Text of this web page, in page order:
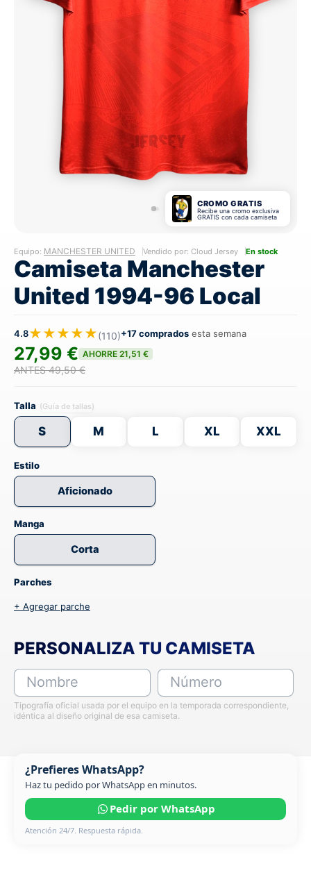
CROMO GRATIS
Recibe una cromo exclusiva
GRATIS con cada camiseta
Equipo: MANCHESTER UNITED Vendido por: Cloud Jersey En stock
Camiseta Manchester
United 1994-96 Local
4.8★★★★★(110)+17 comprados esta semana
27,99 € AHORRE 21,51 €
ANTES 49,50 €
Talla (Guía de tallas)
S M L XL XXL
Estilo
Aficionado
Manga
Corta
Parches
+ Agregar parche
PERSONALIZA TU CAMISETA
Nombre Número
Tipografía oficial usada por el equipo en la temporada correspondiente,
idéntica al diseño original de esa camiseta.
¿Prefieres WhatsApp?
Haz tu pedido por WhatsApp en minutos.
Pedir por WhatsApp
Atención 24/7. Respuesta rápida.